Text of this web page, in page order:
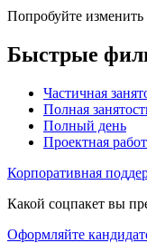
Попробуйте
Быстрые
Частичная
Полная
Полный день
Проектная
Корпоративная
Какой соцпакет вы
Оформляйте